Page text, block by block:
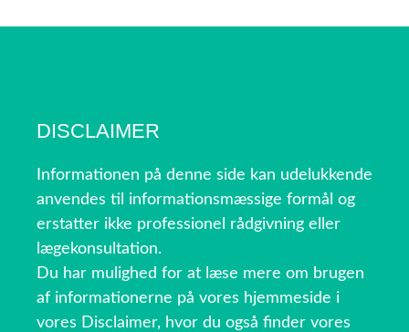
DISCLAIMER
Informationen på denne side kan udelukkende
anvendes til informationsmæssige formål og
erstatter ikke professionel rådgivning eller
lægekonsultation.
Du har mulighed for at læse mere om brugen
af informationerne på vores hjemmeside i
vores Disclaimer, hvor du også finder vores